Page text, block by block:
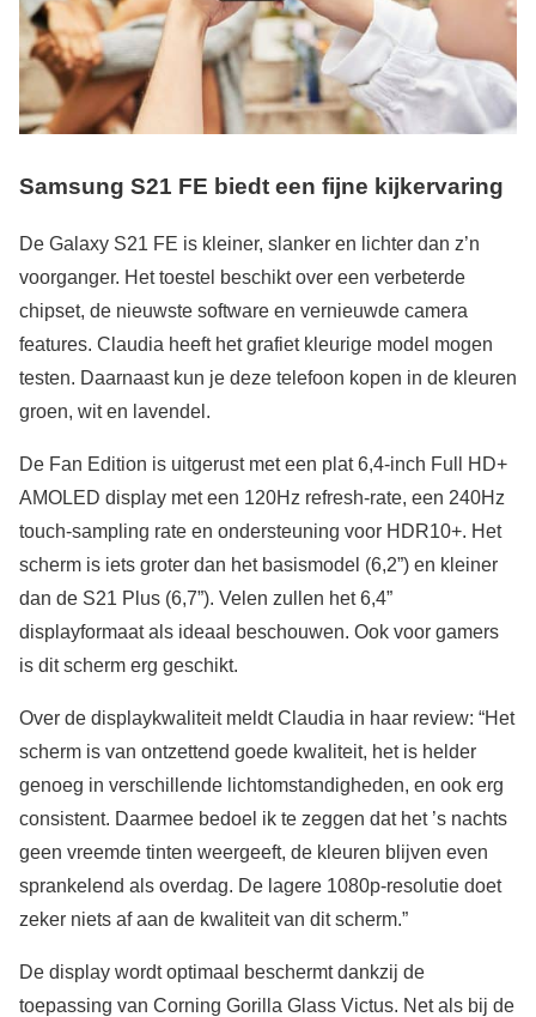
Samsung S21 FE biedt een fijne kijkervaring
De Galaxy S21 FE is kleiner, slanker en lichter dan z’n
voorganger. Het toestel beschikt over een verbeterde
chipset, de nieuwste software en vernieuwde camera
features. Claudia heeft het grafiet kleurige model mogen
testen. Daarnaast kun je deze telefoon kopen in de kleuren
groen, wit en lavendel.
De Fan Edition is uitgerust met een plat 6,4-inch Full HD+
AMOLED display met een 120Hz refresh-rate, een 240Hz
touch-sampling rate en ondersteuning voor HDR10+. Het
scherm is iets groter dan het basismodel (6,2”) en kleiner
dan de S21 Plus (6,7”). Velen zullen het 6,4”
displayformaat als ideaal beschouwen. Ook voor gamers
is dit scherm erg geschikt.
Over de displaykwaliteit meldt Claudia in haar review: “Het
scherm is van ontzettend goede kwaliteit, het is helder
genoeg in verschillende lichtomstandigheden, en ook erg
consistent. Daarmee bedoel ik te zeggen dat het ’s nachts
geen vreemde tinten weergeeft, de kleuren blijven even
sprankelend als overdag. De lagere 1080p-resolutie doet
zeker niets af aan de kwaliteit van dit scherm.”
De display wordt optimaal beschermt dankzij de
toepassing van Corning Gorilla Glass Victus. Net als bij de